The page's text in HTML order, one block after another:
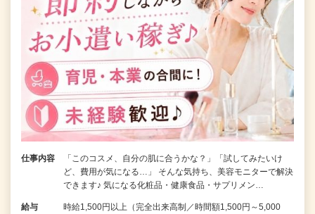
仕事内容
「このコスメ、自分の肌に合うかな？」「試してみたいけ
ど、費用が気になる…」 そんな気持ち、美容モニターで解決
できます♪ 気になる化粧品・健康食品・サプリメン…
給与
時給1,500円以上（完全出来高制／時間額1,500円～5,000